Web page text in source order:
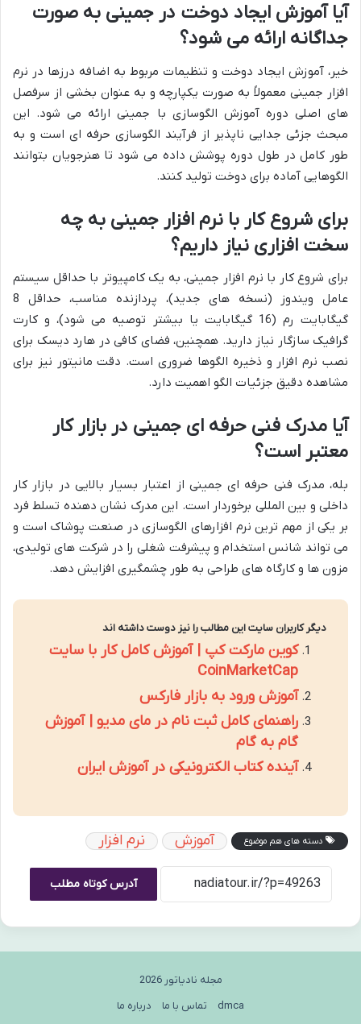
آیا آموزش ایجاد دوخت در جمینی به صورت
جداگانه ارائه می شود؟
خیر، آموزش ایجاد دوخت و تنظیمات مربوط به اضافه درزها در نرم
افزار جمینی معمولاً به صورت یکپارچه و به عنوان بخشی از سرفصل
های اصلی دوره آموزش الگوسازی با جمینی ارائه می شود. این
مبحث جزئی جدایی ناپذیر از فرآیند الگوسازی حرفه ای است و به
طور کامل در طول دوره پوشش داده می شود تا هنرجویان بتوانند
الگوهایی آماده برای دوخت تولید کنند.
برای شروع کار با نرم افزار جمینی به چه
سخت افزاری نیاز داریم؟
برای شروع کار با نرم افزار جمینی، به یک کامپیوتر با حداقل سیستم
عامل ویندوز (نسخه های جدید)، پردازنده مناسب، حداقل 8
گیگابایت رم (16 گیگابایت یا بیشتر توصیه می شود)، و کارت
گرافیک سازگار نیاز دارید. همچنین، فضای کافی در هارد دیسک برای
نصب نرم افزار و ذخیره الگوها ضروری است. دقت مانیتور نیز برای
مشاهده دقیق جزئیات الگو اهمیت دارد.
آیا مدرک فنی حرفه ای جمینی در بازار کار
معتبر است؟
بله، مدرک فنی حرفه ای جمینی از اعتبار بسیار بالایی در بازار کار
داخلی و بین المللی برخوردار است. این مدرک نشان دهنده تسلط فرد
بر یکی از مهم ترین نرم افزارهای الگوسازی در صنعت پوشاک است و
می تواند شانس استخدام و پیشرفت شغلی را در شرکت های تولیدی،
مزون ها و کارگاه های طراحی به طور چشمگیری افزایش دهد.
دیگر کاربران سایت این مطالب را نیز دوست داشته اند
کوین مارکت کپ | آموزش کامل کار با سایت
CoinMarketCap
آموزش ورود به بازار فارکس
راهنمای کامل ثبت نام در مای مدیو | آموزش
گام به گام
آینده کتاب الکترونیکی در آموزش ایران
دسته های هم موضوع آموزش نرم افزار
آدرس کوتاه مطلب
مجله نادیاتور 2026
dmca
تماس با ما درباره ما